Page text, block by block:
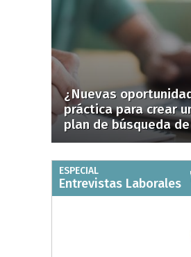
¿Nuevas
práctica para crear
plan de búsqueda
ESPECIAL
Entrevistas Laborales